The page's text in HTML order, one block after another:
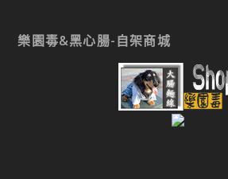
樂園毒&黑心腸-自架商城